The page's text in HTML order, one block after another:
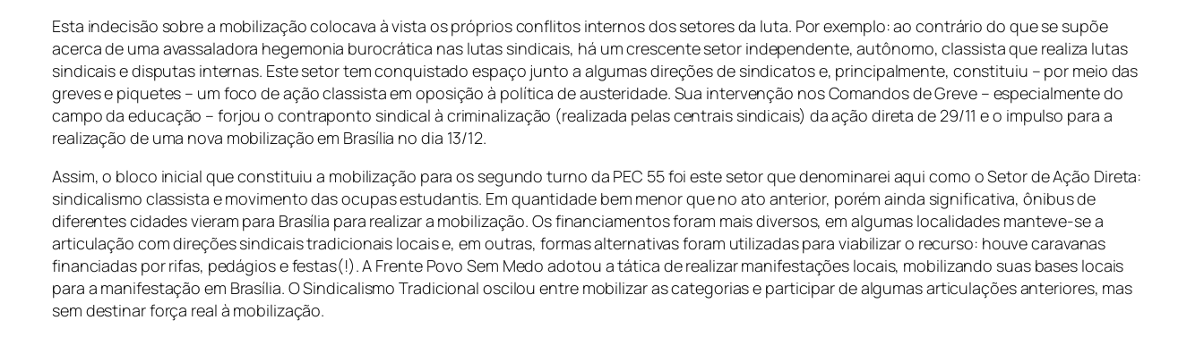
Esta indecisão sobre a mobilização colocava à vista os próprios conflitos internos dos setores da luta. Por exemplo: ao contrário do que se supõe
acerca de uma avassaladora hegemonia burocrática nas lutas sindicais, há um crescente setor independente, autônomo, classista que realiza lutas
sindicais e disputas internas. Este setor tem conquistado espaço junto a algumas direções de sindicatos e, principalmente, constituiu – por meio das
greves e piquetes – um foco de ação classista em oposição à política de austeridade. Sua intervenção nos Comandos de Greve – especialmente do
campo da educação – forjou o contraponto sindical à criminalização (realizada pelas centrais sindicais) da ação direta de 29/11 e o impulso para a
realização de uma nova mobilização em Brasília no dia 13/12.
Assim, o bloco inicial que constituiu a mobilização para os segundo turno da PEC 55 foi este setor que denominarei aqui como o Setor de Ação Direta:
sindicalismo classista e movimento das ocupas estudantis. Em quantidade bem menor que no ato anterior, porém ainda significativa, ônibus de
diferentes cidades vieram para Brasília para realizar a mobilização. Os financiamentos foram mais diversos, em algumas localidades manteve-se a
articulação com direções sindicais tradicionais locais e, em outras, formas alternativas foram utilizadas para viabilizar o recurso: houve caravanas
financiadas por rifas, pedágios e festas(!). A Frente Povo Sem Medo adotou a tática de realizar manifestações locais, mobilizando suas bases locais
para a manifestação em Brasília. O Sindicalismo Tradicional oscilou entre mobilizar as categorias e participar de algumas articulações anteriores, mas
sem destinar força real à mobilização.